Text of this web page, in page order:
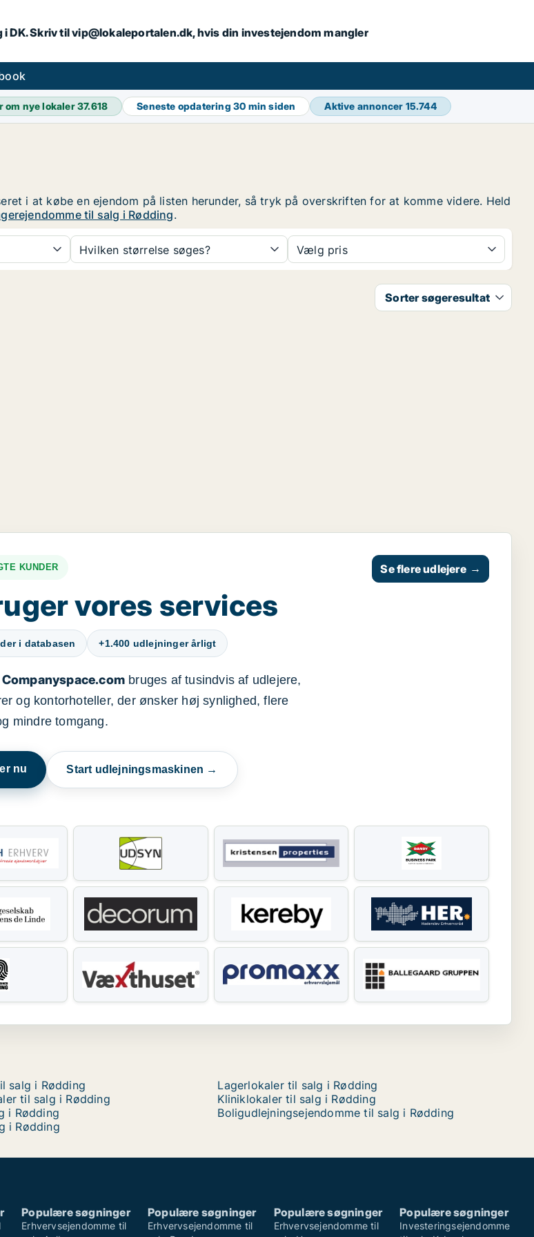
DK. Skriv til vip@lokaleportalen.dk, hvis din investejendom mangler
om nye lokaler37.618 Seneste opdatering30 min siden Aktive annoncer 15.744
i at købe en ejendom på listen herunder, så tryk på overskriften for at komme videre. Held
til salg i Rødding.
Hvilken størrelse søges? Vælg pris
Sorter søgeresultat
KUNDER
vores services
i databasen +1.400 udlejninger årligt
Companyspace.combruges af tusindvis af udlejere,
og kontorhoteller, der ønsker høj synlighed, flere
mindre tomgang.
nu Start udlejningsmaskinen →
Se flere udlejere →
salg i Rødding
Lagerlokaler til salg i Rødding
til salg i Rødding
Kliniklokaler til salg i Rødding
i Rødding
Boligudlejningsejendomme til salg i Rødding
i Rødding
Populære søgninger
Erhvervsejendomme til
Populære søgninger
Erhvervsejendomme til
Populære søgninger
Erhvervsejendomme til
Populære søgninger
Investeringsejendomme